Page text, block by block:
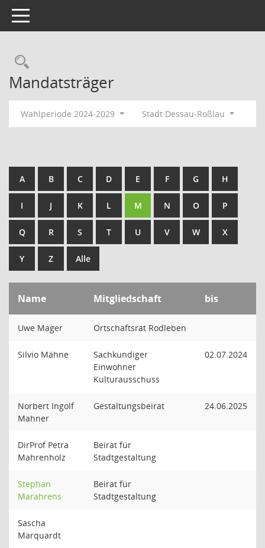
Toggle navigation
Rechercheauswahl
Mandatsträger
Wahlperiode 2024-2029 Stadt Dessau-Roßlau
A B C D E F G H
I J K L M N O P
Q R S T U V W X
Y Z Alle
Name Mitgliedschaft bis
Uwe Mager Ortschaftsrat Rodleben
Silvio Mähne
Sachkundiger
Einwohner
Kulturausschuss
02.07.2024
Norbert Ingolf
Mahner
Gestaltungsbeirat 24.06.2025
DirProf Petra
Mahrenholz
Beirat für
Stadtgestaltung
Stephan
Marahrens
Beirat für
Stadtgestaltung
Sascha
Marquardt